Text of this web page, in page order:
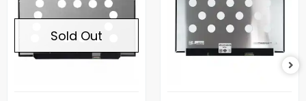
Sold Out